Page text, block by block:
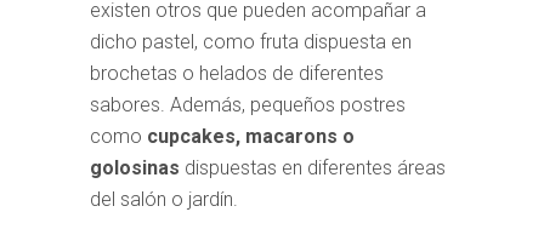
existen otros que pueden acompañar a
dicho pastel, como fruta dispuesta en
brochetas o helados de diferentes
sabores. Además, pequeños postres
como cupcakes, macarons o
golosinas dispuestas en diferentes áreas
del salón o jardín.